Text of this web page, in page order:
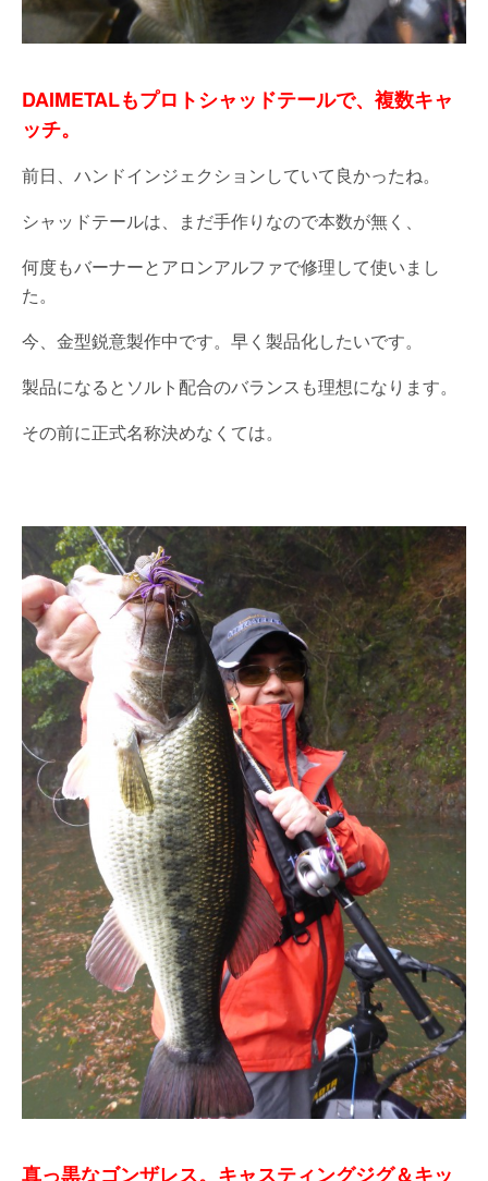
DAIMETALもプロトシャッドテールで、複数キャ
ッチ。
前日、ハンドインジェクションしていて良かったね。
シャッドテールは、まだ手作りなので本数が無く、
何度もバーナーとアロンアルファで修理して使いまし
た。
今、金型鋭意製作中です。早く製品化したいです。
製品になるとソルト配合のバランスも理想になります。
その前に正式名称決めなくては。
真っ黒なゴンザレス。キャスティングジグ＆キッ